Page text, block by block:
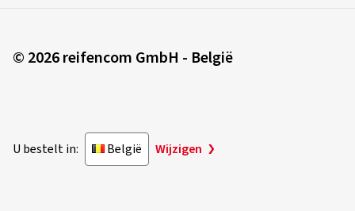
© 2026 reifencom GmbH - België
U bestelt in: België Wijzigen